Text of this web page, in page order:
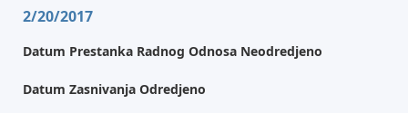
2/20/2017
Datum Prestanka Radnog Odnosa Neodredjeno
Datum Zasnivanja Odredjeno